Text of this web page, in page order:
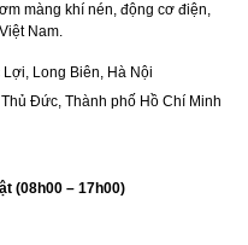
màng khí nén, động cơ điện,
Nam.
Long Biên, Hà Nội
Đức, Thành phố Hồ Chí Minh
(08h00 – 17h00)